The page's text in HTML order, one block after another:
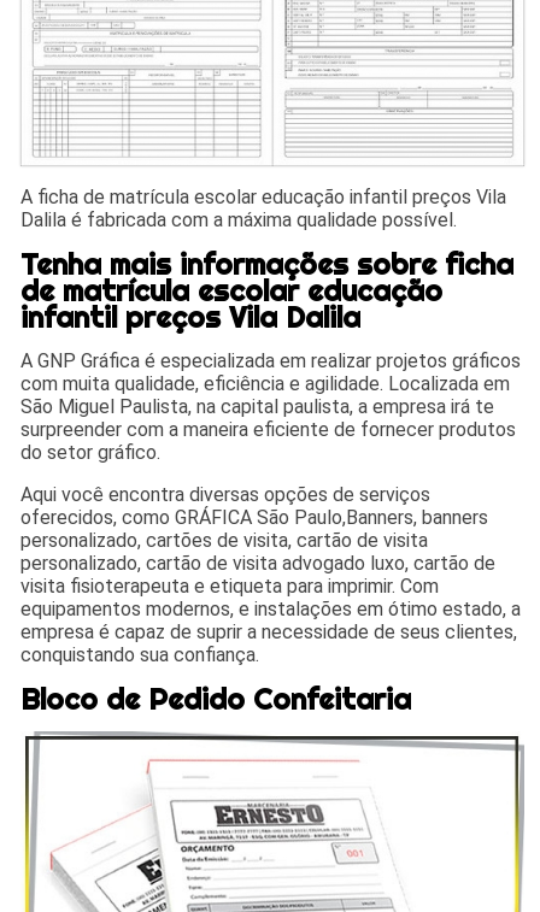
A ficha de matrícula escolar educação infantil preços Vila
Dalila é fabricada com a máxima qualidade possível.
Tenha mais informações sobre ficha
de matrícula escolar educação
infantil preços Vila Dalila
A GNP Gráfica é especializada em realizar projetos gráficos
com muita qualidade, eficiência e agilidade. Localizada em
São Miguel Paulista, na capital paulista, a empresa irá te
surpreender com a maneira eficiente de fornecer produtos
do setor gráfico.
Aqui você encontra diversas opções de serviços
oferecidos, como GRÁFICA São Paulo,Banners, banners
personalizado, cartões de visita, cartão de visita
personalizado, cartão de visita advogado luxo, cartão de
visita fisioterapeuta e etiqueta para imprimir. Com
equipamentos modernos, e instalações em ótimo estado, a
empresa é capaz de suprir a necessidade de seus clientes,
conquistando sua confiança.
Bloco de Pedido Confeitaria